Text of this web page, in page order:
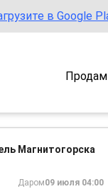
Продам
Магнитогорска
09 июля 04:00
Даром